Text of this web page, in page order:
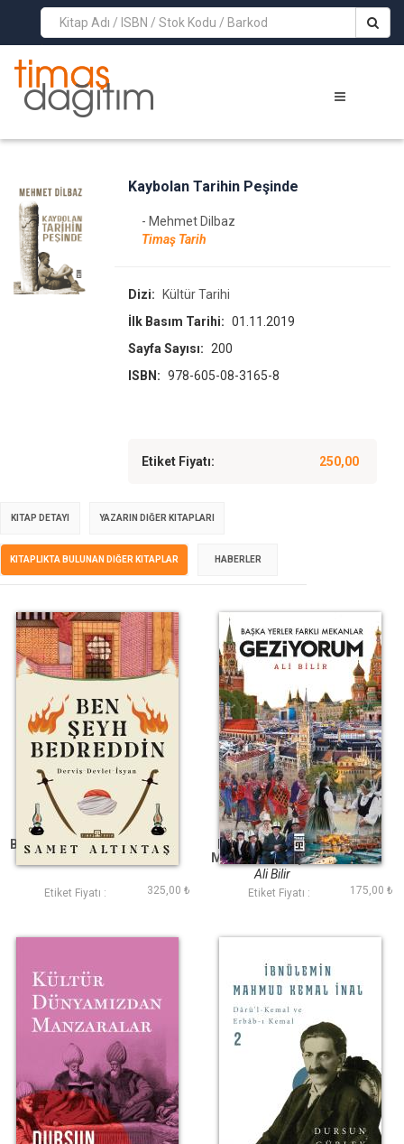
>
Kaybolan Tarihin Peşinde
- Mehmet Dilbaz
Timaş Tarih
Dizi:
Kültür Tarihi
İlk Basım Tarihi: 01.11.2019
Sayfa Sayısı:
200
ISBN: 978-605-08-3165-8
Etiket Fiyatı: 250,00
KITAP DETAYI YAZARIN DIĞER KITAPLARI
KITAPLIKTA BULUNAN DIĞER KITAPLAR HABERLER
Ben Şeyh Bedreddin
Etiket Fiyatı : 325,00 ₺
Başka Yerler Farklı
Mekanlar Geziyorum
Ali Bilir
Etiket Fiyatı : 175,00 ₺